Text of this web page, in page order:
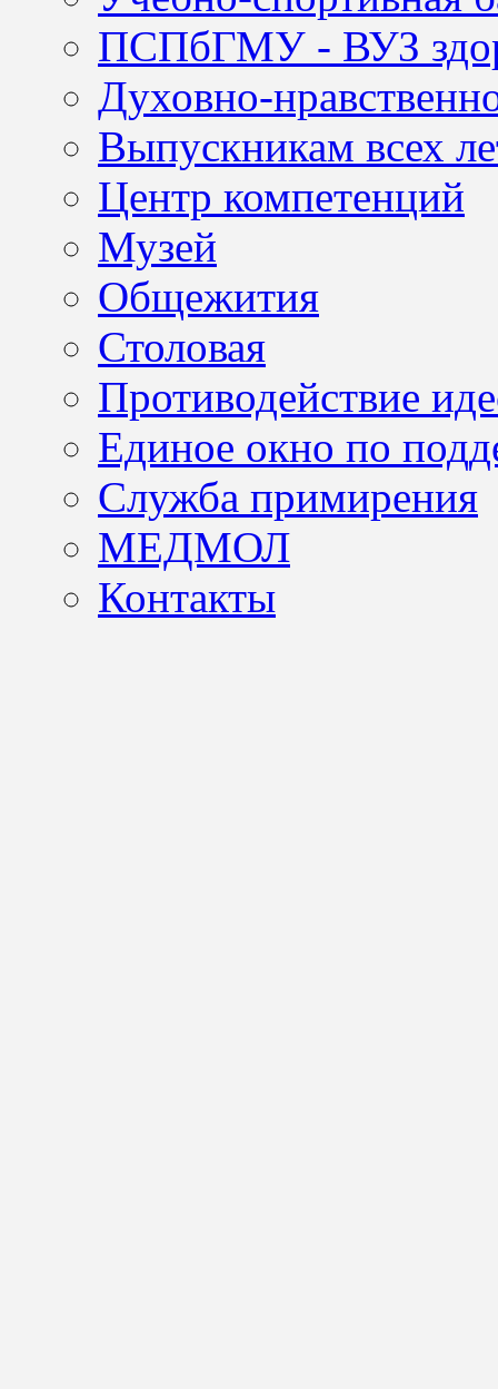
ПСПбГМУ - ВУЗ
Духовно-
Выпускникам всех
Центр компетенций
Музей
Общежития
Столовая
Противодействие
Единое окно по
Служба примирения
МЕДМОЛ
Контакты